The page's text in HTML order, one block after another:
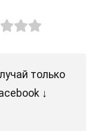
только
↓